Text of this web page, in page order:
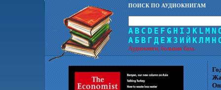
ПОИСК ПО АУДИОКНИГАМ
A B C D E F G H I J K L M N
А Б В Г Д Е Ж З И Й КЛ М Н
Аудиокниги, большая база.